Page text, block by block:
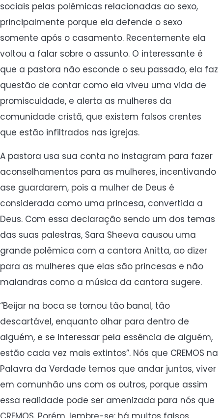
sociais pelas polêmicas relacionadas ao sexo,
principalmente porque ela defende o sexo
somente após o casamento. Recentemente ela
voltou a falar sobre o assunto. O interessante é
que a pastora não esconde o seu passado, ela faz
questão de contar como ela viveu uma vida de
promiscuidade, e alerta as mulheres da
comunidade cristã, que existem falsos crentes
que estão infiltrados nas igrejas.
A pastora usa sua conta no instagram para fazer
aconselhamentos para as mulheres, incentivando
ase guardarem, pois a mulher de Deus é
considerada como uma princesa, convertida a
Deus. Com essa declaração sendo um dos temas
das suas palestras, Sara Sheeva causou uma
grande polêmica com a cantora Anitta, ao dizer
para as mulheres que elas são princesas e não
malandras como a música da cantora sugere.
“Beijar na boca se tornou tão banal, tão
descartável, enquanto olhar para dentro de
alguém, e se interessar pela essência de alguém,
estão cada vez mais extintos”. Nós que CREMOS na
Palavra da Verdade temos que andar juntos, viver
em comunhão uns com os outros, porque assim
essa realidade pode ser amenizada para nós que